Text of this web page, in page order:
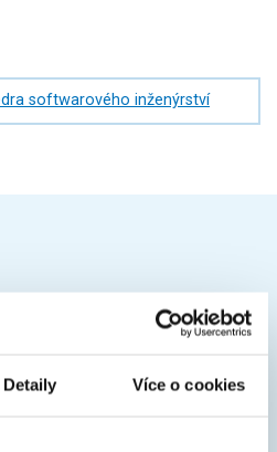
Detaily Více o cookies
softwarového inženýrství
roku